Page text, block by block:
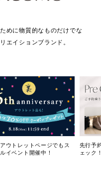
めに物質的なものだけでな
エイションブランド。
ウトレットページでもス
イベント開催中！
先行予
ェック